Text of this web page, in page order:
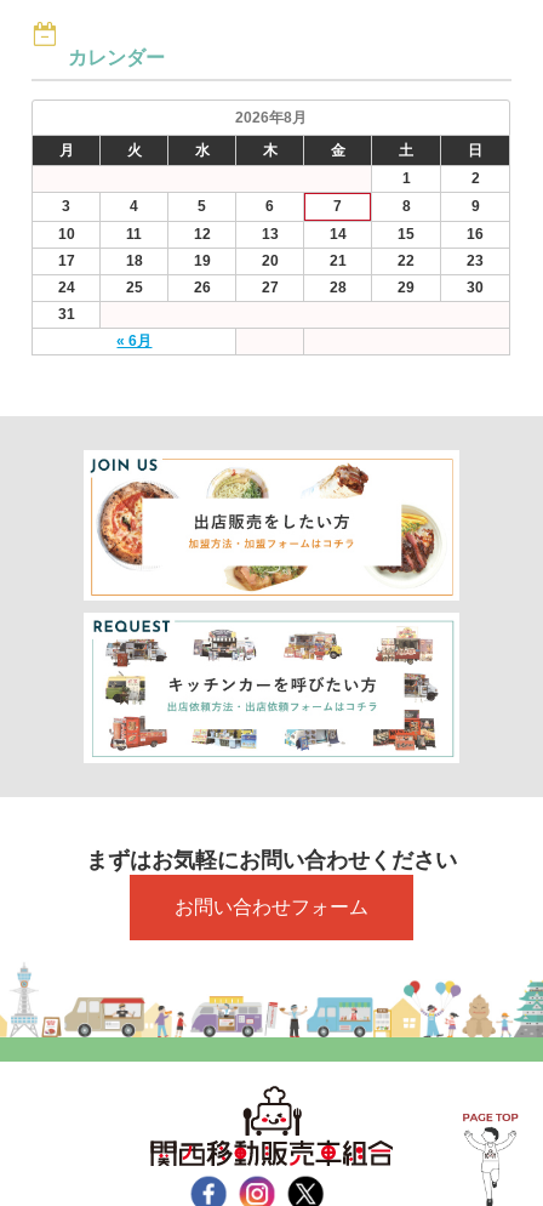
カレンダー
2026年8月
月
火 水 木 金 土 日
« 6月
1
2
3
4 5 6 7 8
9
10
11 12 13 14 15
16
17
18 19 20 21 22
23
24
25 26 27 28 29
30
31
まずはお気軽にお問い合わせください
お問い合わせフォーム